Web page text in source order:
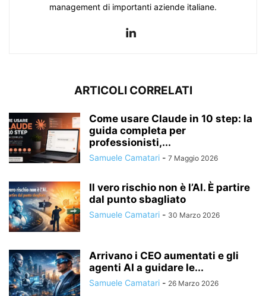
management di importanti aziende italiane.
ARTICOLI CORRELATI
Come usare Claude in 10 step: la
guida completa per
professionisti,...
Samuele Camatari - 7 Maggio 2026
Il vero rischio non è l’AI. È partire
dal punto sbagliato
Samuele Camatari - 30 Marzo 2026
Arrivano i CEO aumentati e gli
agenti AI a guidare le...
Samuele Camatari - 26 Marzo 2026